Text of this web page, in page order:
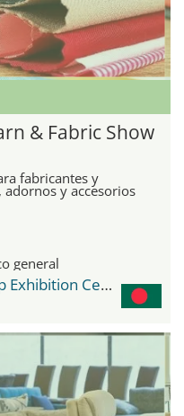
& Fabric Show
fabricantes y
y accesorios
general
Bangladesh-China Friendship Exhibition Center